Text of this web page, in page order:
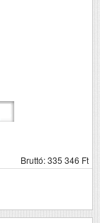
Bruttó: 335 346 Ft